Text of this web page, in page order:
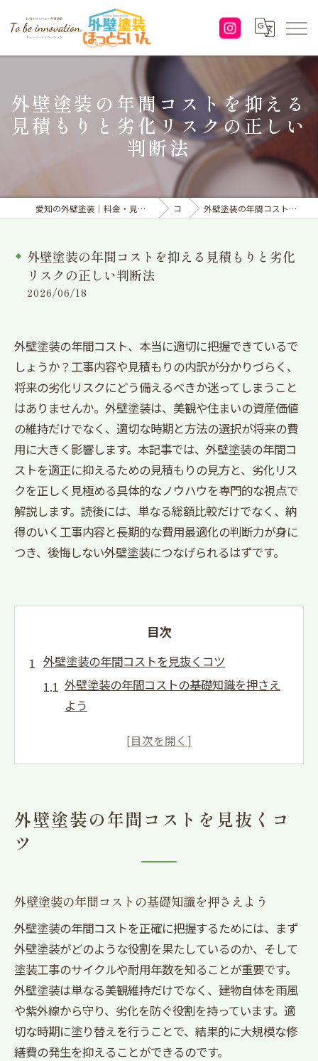
外壁塗装の年間コストを抑える
見積もりと劣化リスクの正しい
判断法
愛知の外壁塗装｜料金・見積り｜塗り替えなら「株式会社To be innovation.」へ コラム 外壁塗装の年間コストを抑える見積もりと劣化リスクの正しい判断法
外壁塗装の年間コストを抑える見積もりと劣化
リスクの正しい判断法
2026/06/18
外壁塗装の年間コスト、本当に適切に把握できているで
しょうか？工事内容や見積もりの内訳が分かりづらく、
将来の劣化リスクにどう備えるべきか迷ってしまうこと
はありませんか。外壁塗装は、美観や住まいの資産価値
の維持だけでなく、適切な時期と方法の選択が将来の費
用に大きく影響します。本記事では、外壁塗装の年間コ
ストを適正に抑えるための見積もりの見方と、劣化リス
クを正しく見極める具体的なノウハウを専門的な視点で
解説します。読後には、単なる総額比較だけでなく、納
得のいく工事内容と長期的な費用最適化の判断力が身に
つき、後悔しない外壁塗装につなげられるはずです。
目次
外壁塗装の年間コストを見抜くコツ
外壁塗装の年間コストの基礎知識を押さえ
よう
外壁塗装費用内訳からコスト感覚を養う方
証
費用内訳から考える外壁塗装の適正額
外壁塗装のハウスメーカー相場を比較する
視点
外壁塗装いくらかかったか事例から学ぶ注
意点
外壁塗装の坪数別相場で適正額を見極める
外壁塗装の費用相場と総額比較の落とし穴
年間コストを抑える外壁塗装見積もり術
外壁塗装の年間コストを見抜くコ
ツ
外壁塗装の年間コストの基礎知識を押さえよう
外壁塗装の年間コストを正確に把握するためには、まず
外壁塗装がどのような役割を果たしているのか、そして
塗装工事のサイクルや耐用年数を知ることが重要です。
外壁塗装は単なる美観維持だけでなく、建物自体を雨風
や紫外線から守り、劣化を防ぐ役割を持っています。適
切な時期に塗り替えを行うことで、結果的に大規模な修
繕費の発生を抑えることができるのです。